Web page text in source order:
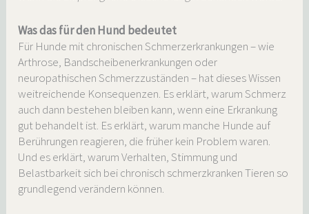
Was das für den Hund bedeutet
Für Hunde mit chronischen Schmerzerkrankungen – wie
Arthrose, Bandscheibenerkrankungen oder
neuropathischen Schmerzzuständen – hat dieses Wissen
weitreichende Konsequenzen. Es erklärt, warum Schmerz
auch dann bestehen bleiben kann, wenn eine Erkrankung
gut behandelt ist. Es erklärt, warum manche Hunde auf
Berührungen reagieren, die früher kein Problem waren.
Und es erklärt, warum Verhalten, Stimmung und
Belastbarkeit sich bei chronisch schmerzkranken Tieren so
grundlegend verändern können.